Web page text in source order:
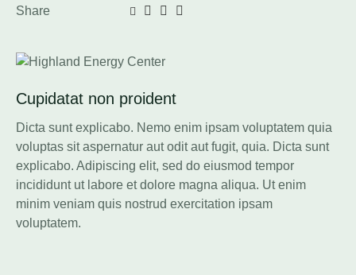
Cupidatat non proident
Dicta sunt explicabo. Nemo enim ipsam voluptatem quia
voluptas sit aspernatur aut odit aut fugit, quia. Dicta sunt
explicabo. Adipiscing elit, sed do eiusmod tempor
incididunt ut labore et dolore magna aliqua. Ut enim
minim veniam quis nostrud exercitation ipsam
voluptatem.
Share